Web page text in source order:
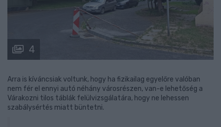
4
Arra is kíváncsiak voltunk, hogy ha fizikailag egyelőre valóban
nem fér el ennyi autó néhány városrészen, van-e lehetőség a
Várakozni tilos táblák felülvizsgálatára, hogy ne lehessen
szabálysértés miatt büntetni.